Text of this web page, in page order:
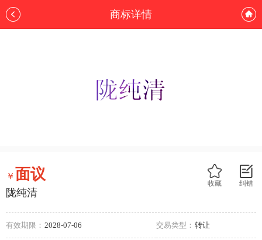
商标详情
纠错
收藏
￥面议
陇纯清
有效期限： 2028-07-06 交易类型： 转让